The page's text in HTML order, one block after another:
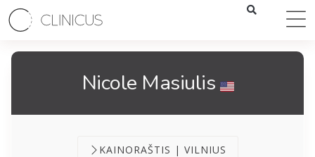
Nicole Masiulis
KAINORAŠTIS | VILNIUS